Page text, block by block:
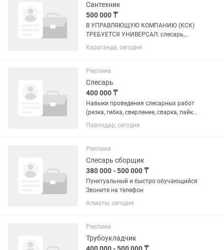
Сантехник
500 000 ₸
В УПРАВЛЯЮЩУЮ КОМПАНИЮ (КСК)
ТРЕБУЕТСЯ УНИВЕРСАЛ: слесарь,
сантехник и электрик в одном лице
Обязанности: — Обслуживание жилых
Выполнение сантехнических,
слесарных и...
Караганда, сегодня
Реклама
Слесарь
400 000 ₸
Навыки проведения слесарных работ
(резка, гибка, сверление, сварка, пайка)
Умение проводить диагностику,
разборку ,ремонт и сборку
оборудования для производства...
Павлодар, сегодня
Реклама
Слесарь сборщик
380 000 - 500 000 ₸
Пунктуальный и быстро обучающийся
Звоните на телефон
Алматы, сегодня
Реклама
Трубоукладчик